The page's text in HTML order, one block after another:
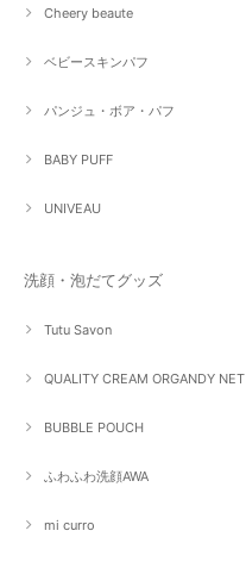
Cheery beaute
ベビースキンパフ
パンジュ・ボア・パフ
BABY PUFF
UNIVEAU
洗顔・泡だてグッズ
Tutu Savon
QUALITY CREAM ORGANDY NET
BUBBLE POUCH
ふわふわ洗顔AWA
mi curro